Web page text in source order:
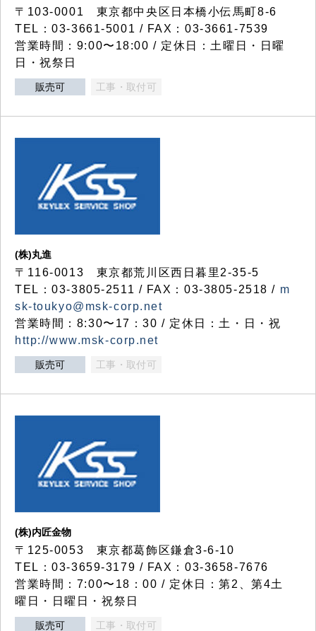
〒103-0001 東京都中央区日本橋小伝馬町8-6
TEL：03-3661-5001 / FAX：03-3661-7539
営業時間：9:00〜18:00 / 定休日：土曜日・日曜
日・祝祭日
販売可 工事・取付可
(株)丸進
〒116-0013 東京都荒川区西日暮里2-35-5
TEL：03-3805-2511 / FAX：03-3805-2518 / m
sk-toukyo@msk-corp.net
営業時間：8:30〜17：30 / 定休日：土・日・祝
http://www.msk-corp.net
販売可 工事・取付可
(株)内匠金物
〒125-0053 東京都葛飾区鎌倉3-6-10
TEL：03-3659-3179 / FAX：03-3658-7676
営業時間：7:00〜18：00 / 定休日：第2、第4土
曜日・日曜日・祝祭日
販売可 工事・取付可